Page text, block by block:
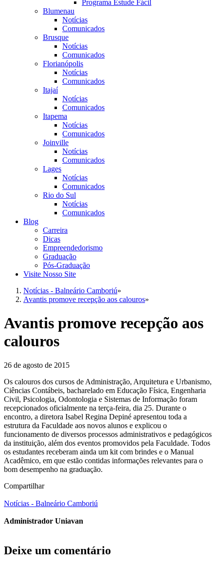
Programa Estude Fácil
Blumenau
Notícias
Comunicados
Brusque
Notícias
Comunicados
Florianópolis
Notícias
Comunicados
Itajaí
Notícias
Comunicados
Itapema
Notícias
Comunicados
Joinville
Notícias
Comunicados
Lages
Notícias
Comunicados
Rio do Sul
Notícias
Comunicados
Blog
Carreira
Dicas
Empreendedorismo
Graduação
Pós-Graduação
Visite Nosso Site
Notícias - Balneário Camboriú»
Avantis promove recepção aos calouros»
Avantis promove recepção aos
calouros
26 de agosto de 2015
Os calouros dos cursos de Administração, Arquitetura e Urbanismo,
Ciências Contábeis, bacharelado em Educação Física, Engenharia
Civil, Psicologia, Odontologia e Sistemas de Informação foram
recepcionados oficialmente na terça-feira, dia 25. Durante o
encontro, a diretora Isabel Regina Depiné apresentou toda a
estrutura da Faculdade aos novos alunos e explicou o
funcionamento de diversos processos administrativos e pedagógicos
da instituição, além dos eventos promovidos pela Faculdade. Todos
os estudantes receberam ainda um kit com brindes e o Manual
Acadêmico, em que estão contidas informações relevantes para o
bom desempenho na graduação.
Compartilhar
Notícias - Balneário Camboriú
Administrador Uniavan
Deixe um comentário